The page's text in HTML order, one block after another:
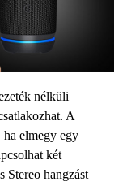
nélküli
A
ha elmegy egy
két
Stereo hangzást